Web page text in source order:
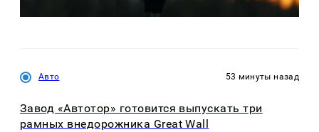
Авто 53 минуты назад
Завод «Автотор» готовится выпускать три
рамных внедорожника Great Wall